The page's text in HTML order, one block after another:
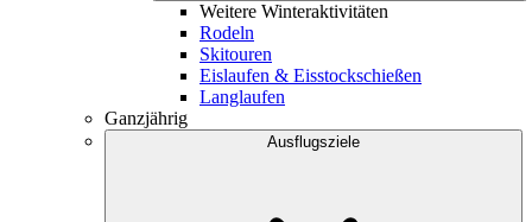
Weitere Winteraktivitäten
Rodeln
Skitouren
Eislaufen & Eisstockschießen
Langlaufen
Ganzjährig
Ausflugsziele